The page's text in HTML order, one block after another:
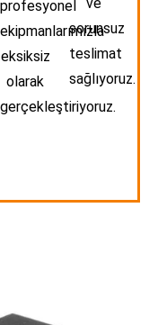
profesyonel
ekipmanlarımızla
eksiksiz
olarak
gerçekleştiriyoruz.
sorunsuz
teslimat
sağlıyoruz.